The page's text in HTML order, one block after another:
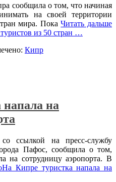
сообщила о том, что начиная
на своей территории
мира. ПокаЧитать дальше
из 50 стран …
Кипр
на
ссылкой на пресс-службу
Пафос, сообщила о том,
на сотрудницу аэропорта. В
Кипре туристка напала на